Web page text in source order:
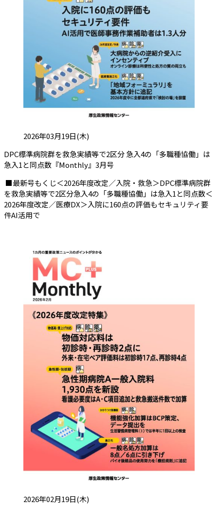
投稿日:2026年03月19日(木)
DPC標準病院群を救急実績等で2区分 急入4の「多職種協働」は
急入1と同点数『Monthly』3月号
■最新号もくじ＜2026年度改定／入院・救急＞DPC標準病院群
を救急実績等で2区分急入4の「多職種協働」は急入1と同点数＜
2026年度改定／医療DX＞入院に160点の評価もセキュリティ要
件AI活用で
投稿日:2026年02月19日(木)